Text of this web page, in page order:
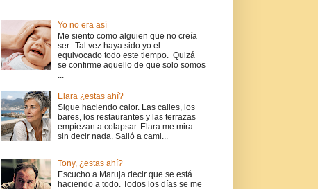
...
Yo no era así
Me siento como alguien que no creía
ser. Tal vez haya sido yo el
equivocado todo este tiempo. Quizá
se confirme aquello de que solo somos
...
Elara ¿estas ahí?
Sigue haciendo calor. Las calles, los
bares, los restaurantes y las terrazas
empiezan a colapsar. Elara me mira
sin decir nada. Salió a cami...
Tony, ¿estas ahí?
Escucho a Maruja decir que se está
haciendo a todo. Todos los días se me